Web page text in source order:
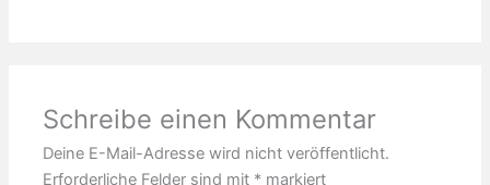
Schreibe einen Kommentar
Deine E-Mail-Adresse wird nicht veröffentlicht.
Erforderliche Felder sind mit * markiert